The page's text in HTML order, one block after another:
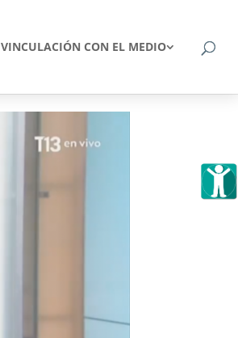
VINCULACIÓN CON EL MEDIO